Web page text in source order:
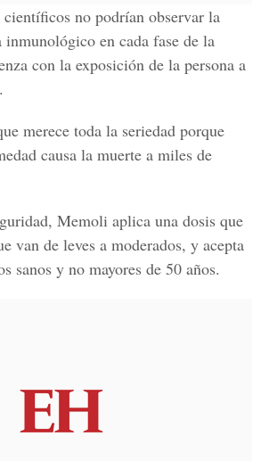
no podrían observar la
inmunológico en cada fase de la
con la exposición de la persona a
merece toda la seriedad porque
causa la muerte a miles de
Memoli aplica una dosis que
van de leves a moderados, y acepta
sanos y no mayores de 50 años.